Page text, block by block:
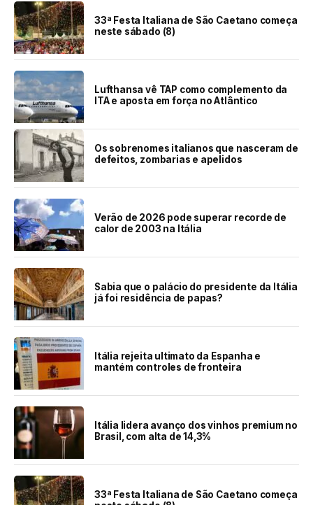
33ª Festa Italiana de São Caetano começa
neste sábado (8)
Lufthansa vê TAP como complemento da
ITA e aposta em força no Atlântico
Os sobrenomes italianos que nasceram de
defeitos, zombarias e apelidos
Verão de 2026 pode superar recorde de
calor de 2003 na Itália
Sabia que o palácio do presidente da Itália
já foi residência de papas?
Itália rejeita ultimato da Espanha e
mantém controles de fronteira
Itália lidera avanço dos vinhos premium no
Brasil, com alta de 14,3%
33ª Festa Italiana de São Caetano começa